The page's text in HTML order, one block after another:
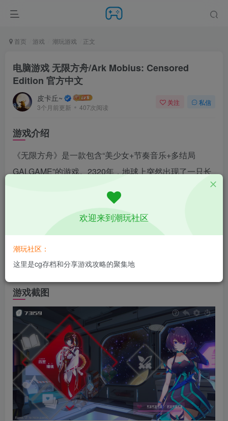
首页 游戏 潮玩游戏 正文
电脑游戏 无限方舟/Ark Mobius: Censored
Edition 官方中文
皮卡丘~
3个月前更新 407次阅读
关注 私信
游戏介绍
《无限方舟》是一款包含“美少女+节奏音乐+多结局
GALGAME”的游戏。2320年，地球上突然出现了一只长
制令人类陷入疯狂互相攻击，只有魔法能量才能对她造
成伤害。然而由于过度地工业开发和污染，地球上的魔
法能量已经所剩无几。因此，作为【改造容器】的你需
要前往异世界，从各种拥有强大魔力的美少女那里获取
对抗怪物的力量，拯救人类。
游戏截图
欢迎来到潮玩社区
潮玩社区：
这里是cg存档和分享游戏攻略的聚集地